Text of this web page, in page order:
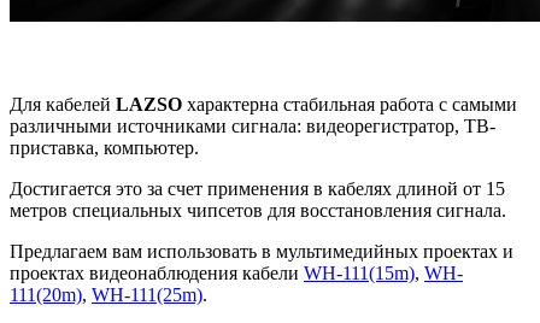
Для кабелей LAZSO характерна стабильная работа с самыми
различными источниками сигнала: видеорегистратор, ТВ-
приставка, компьютер.
Достигается это за счет применения в кабелях длиной от 15
метров специальных чипсетов для восстановления сигнала.
Предлагаем вам использовать в мультимедийных проектах и
проектах видеонаблюдения кабели WH-111(15m), WH-
111(20m), WH-111(25m).